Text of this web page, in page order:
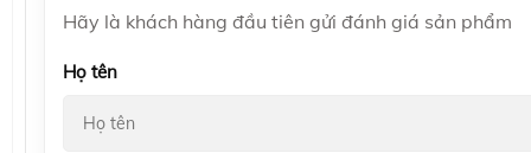
Hãy là khách hàng đầu tiên gửi đánh giá sản phẩm
Họ tên